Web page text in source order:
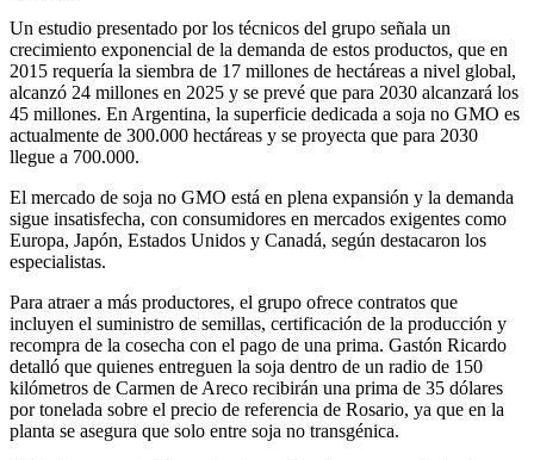
Un estudio presentado por los técnicos del grupo señala un
crecimiento exponencial de la demanda de estos productos, que en
2015 requería la siembra de 17 millones de hectáreas a nivel global,
alcanzó 24 millones en 2025 y se prevé que para 2030 alcanzará los
45 millones. En Argentina, la superficie dedicada a soja no GMO es
actualmente de 300.000 hectáreas y se proyecta que para 2030
llegue a 700.000.
El mercado de soja no GMO está en plena expansión y la demanda
sigue insatisfecha, con consumidores en mercados exigentes como
Europa, Japón, Estados Unidos y Canadá, según destacaron los
especialistas.
Para atraer a más productores, el grupo ofrece contratos que
incluyen el suministro de semillas, certificación de la producción y
recompra de la cosecha con el pago de una prima. Gastón Ricardo
detalló que quienes entreguen la soja dentro de un radio de 150
kilómetros de Carmen de Areco recibirán una prima de 35 dólares
por tonelada sobre el precio de referencia de Rosario, ya que en la
planta se asegura que solo entre soja no transgénica.